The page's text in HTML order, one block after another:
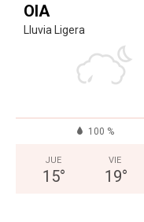
OIA
Lluvia Ligera
100 %
JUE
15°
VIE
19°